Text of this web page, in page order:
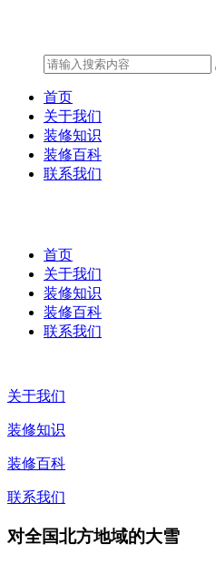
首页
关于我们
装修知识
装修百科
联系我们
首页
关于我们
装修知识
装修百科
联系我们
关于我们
装修知识
装修百科
联系我们
对全国北方地域的大雪